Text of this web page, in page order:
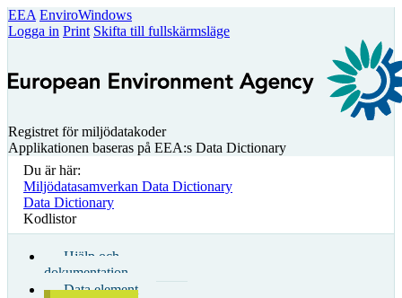
EEA EnviroWindows
Logga in Print Skifta till fullskärmsläge
Registret för miljödatakoder
Applikationen baseras på EEA:s Data Dictionary
Du är här:
Miljödatasamverkan Data Dictionary
Data Dictionary
Kodlistor
Hjälp och
dokumentation
Data element